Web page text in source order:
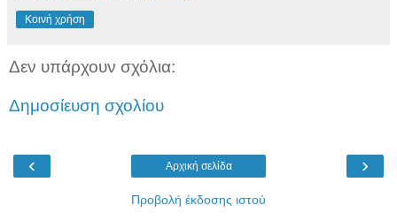
Κοινή χρήση
Δεν υπάρχουν σχόλια:
Δημοσίευση σχολίου
‹ ›
Αρχική σελίδα
Προβολή έκδοσης ιστού